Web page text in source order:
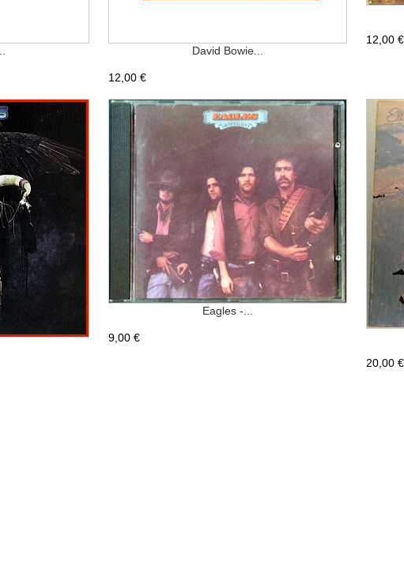
David Bowie...
12,00 €
12,00 €
Eagles -...
9,00 €
20,00 €